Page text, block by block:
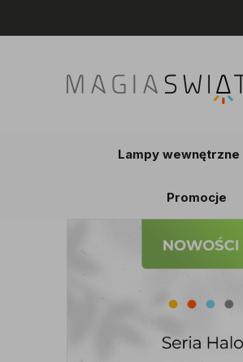
Lampy wewnętrzne
Promocje